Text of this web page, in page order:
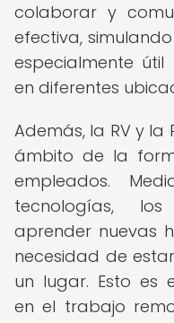
colaborar y
efectiva,
especialmente
en diferentes
Además, la RV y la
ámbito de la
empleados.
tecnologías,
aprender nuevas
necesidad de
un lugar. Esto es
en el trabajo